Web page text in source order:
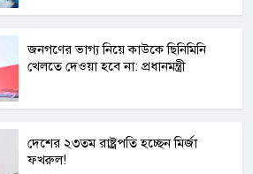
জনগণের ভাগ্য নিয়ে কাউকে ছিনিমিনি
খেলতে দেওয়া হবে না: প্রধানমন্ত্রী
দেশের ২৩তম রাষ্ট্রপতি হচ্ছেন মির্জা
ফখরুল!